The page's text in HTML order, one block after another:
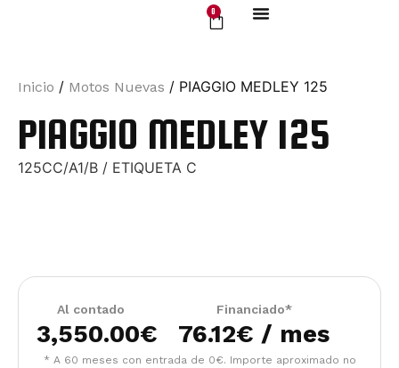
0
Inicio / Motos Nuevas / PIAGGIO MEDLEY 125
PIAGGIO MEDLEY 125
125CC/A1/B / ETIQUETA C
Al contado
3,550.00€
Financiado*
76.12€ / mes
* A 60 meses con entrada de 0€. Importe aproximado no